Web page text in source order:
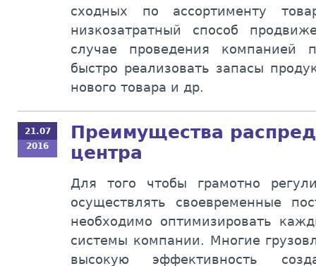
сходных по ассортименту
низкозатратный способ
случае проведения компанией
быстро реализовать запасы
нового товара и др.
21.07
2016
Преимущества
центра
Для того чтобы грамотно
осуществлять своевременные
необходимо оптимизировать
системы компании. Многие
высокую эффективность